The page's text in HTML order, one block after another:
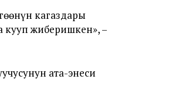
кагаздары
кууп жиберишкен», –
ата-энеси